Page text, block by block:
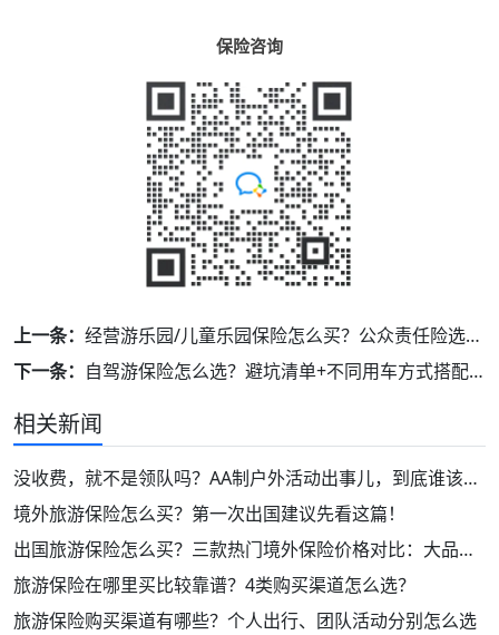
保险咨询
上一条： 经营游乐园/儿童乐园保险怎么买？公众责任险选购攻略，人、财都能保！
下一条： 自驾游保险怎么选？避坑清单+不同用车方式搭配指南（4元/天起，附3款高性价比推荐）
相关新闻
没收费，就不是领队吗？AA制户外活动出事儿，到底谁该负责？
境外旅游保险怎么买？第一次出国建议先看这篇！
出国旅游保险怎么买？三款热门境外保险价格对比：大品牌！保障好！
旅游保险在哪里买比较靠谱？4类购买渠道怎么选？
旅游保险购买渠道有哪些？个人出行、团队活动分别怎么选